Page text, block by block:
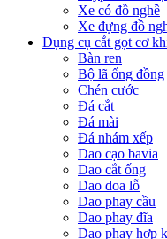
Xe có đồ nghề
Xe đựng đồ
Dụng cụ cắt gọt cơ
Bàn ren
Bộ lã ống đồng
Chén cước
Đá cắt
Đá mài
Đá nhám xếp
Dao cạo bavia
Dao cắt ống
Dao doa lỗ
Dao phay cầu
Dao phay đĩa
Dao phay hợp